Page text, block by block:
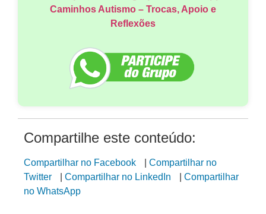
Caminhos Autismo – Trocas, Apoio e
Reflexões
Compartilhe este conteúdo:
Compartilhar no Facebook
Compartilhar no
Twitter
Compartilhar no LinkedIn
Compartilhar
no WhatsApp